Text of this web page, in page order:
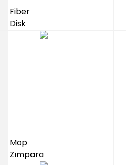
Fiber
Disk
Mop
Zımpara